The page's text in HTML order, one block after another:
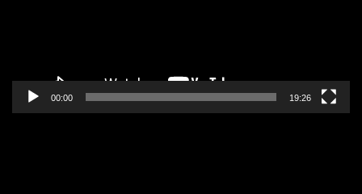
00:00 19:26